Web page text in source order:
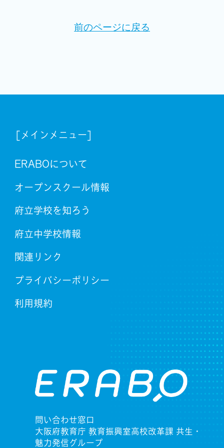
前のページに戻る
[メインメニュー]
ERABOについて
オープンスクール情報
府立学校を知ろう
府立中学校情報
関連リンク
プライバシーポリシー
利用規約
問い合わせ窓口
大阪府教育庁 教育振興室高校改革課 共生・
魅力発信グループ